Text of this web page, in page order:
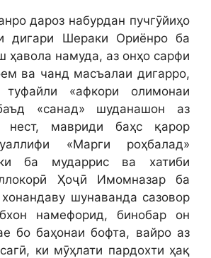
дароз набурдан пучгӯйиҳо
дигари Шераки Ориёнро ба
ҳавола намуда, аз онҳо сарфи
ва чанд масъалаи дигарро,
«афкори олимонаи
«санад» шуданашон аз
нест, мавриди баҳс қарор
«Марги роҳбалад»
ба мударрис ва хатиби
Ҳоҷӣ Имомназар ба
шунаванда сазовор
намефорид, бинобар он
бо баҳонаи бофта, вайро аз
ки мӯҳлати пардохти ҳақ